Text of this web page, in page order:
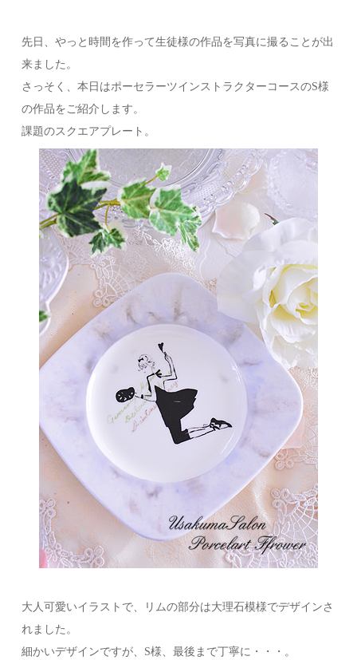
先日、やっと時間を作って生徒様の作品を写真に撮ることが出
来ました。
さっそく、本日はポーセラーツインストラクターコースのS様
の作品をご紹介します。
課題のスクエアプレート。
大人可愛いイラストで、リムの部分は大理石模様でデザインさ
れました。
細かいデザインですが、S様、最後まで丁寧に・・・。